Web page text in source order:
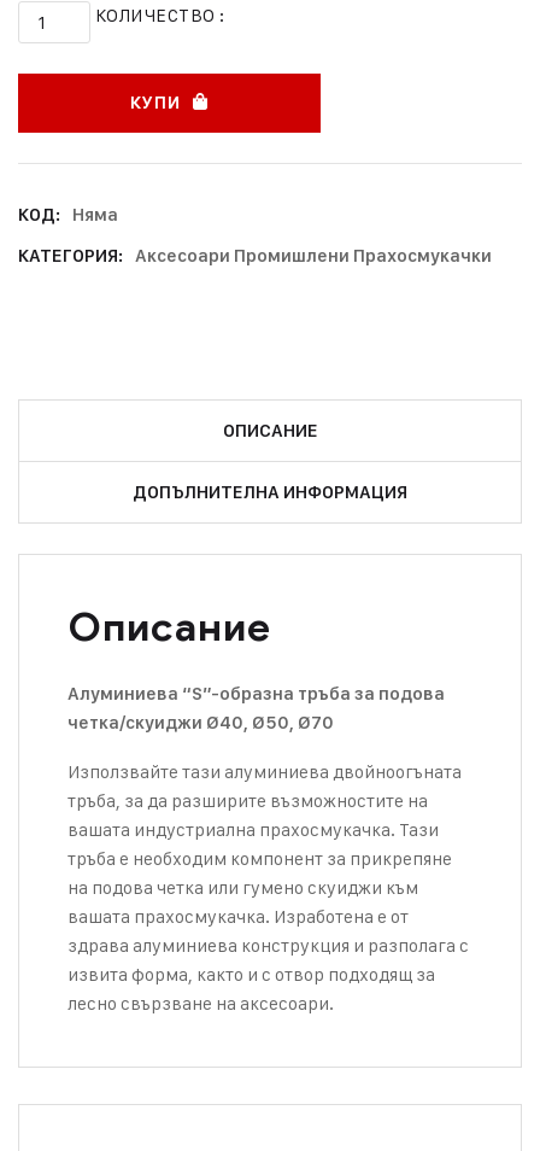
КОЛИЧЕСТВО :
КУПИ
КОД:
Няма
КАТЕГОРИЯ:
Аксесоари Промишлени Прахосмукачки
ОПИСАНИЕ
ДОПЪЛНИТЕЛНА ИНФОРМАЦИЯ
Описание
Алуминиева “S”-образна тръба за подова
четка/скуиджи Ø40, Ø50, Ø70
Използвайте тази алуминиева двойноогъната
тръба, за да разширите възможностите на
вашата индустриална прахосмукачка. Тази
тръба е необходим компонент за прикрепяне
на подова четка или гумено скуиджи към
вашата прахосмукачка. Изработена е от
здрава алуминиева конструкция и разполага с
извита форма, както и с отвор подходящ за
лесно свързване на аксесоари.